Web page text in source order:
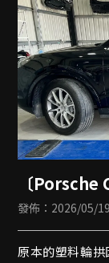
✨手把✨置物盒
〔Porsche
發佈：2026/05/19
原本的塑料輪